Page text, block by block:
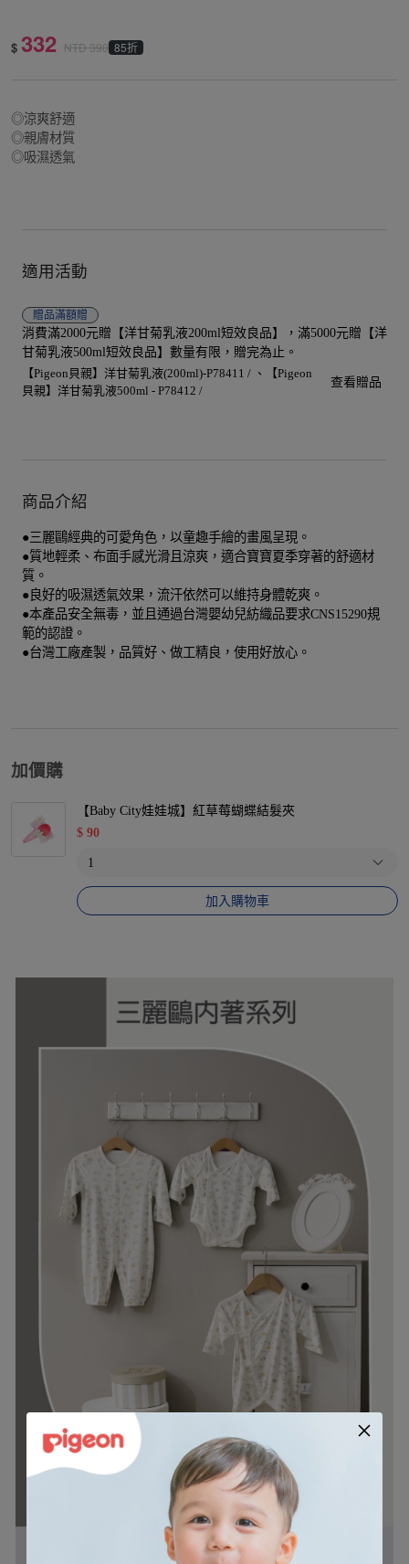
$ 332 NTD390 85折
◎涼爽舒適
◎親膚材質
◎吸濕透氣
適用活動
贈品滿額贈
消費滿2000元贈【洋甘菊乳液200ml短效良品】，滿5000元贈【洋
甘菊乳液500ml短效良品】數量有限，贈完為止。
【Pigeon貝親】洋甘菊乳液(200ml)-P78411 /
【Pigeon
貝親】洋甘菊乳液500ml - P78412 /
查看贈品
商品介紹
●三麗鷗經典的可愛角色，以童趣手繪的畫風呈現。
●質地輕柔、布面手感光滑且涼爽，適合寶寶夏季穿著的舒適材
質。
●良好的吸濕透氣效果，流汗依然可以維持身體乾爽。
●本產品安全無毒，並且通過台灣嬰幼兒紡織品要求CNS15290規
範的認證。
●台灣工廠產製，品質好、做工精良，使用好放心。
加價購
【Baby City娃娃城】紅草莓蝴蝶結髮夾
$ 90
加入購物車